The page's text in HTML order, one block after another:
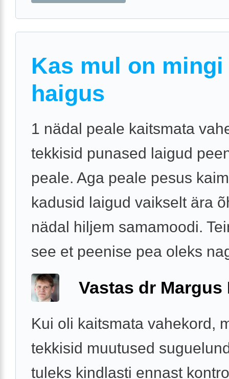
Kas mul on
haigus
1 nädal peale kaitsmata
tekkisid punased laigud
peale. Aga peale pesus
kadusid laigud vaikselt ära
nädal hiljem samamoodi.
see et peenise pea oleks
Vastas dr Margus
Kui oli kaitsmata vahekord,
tekkisid muutused
tuleks kindlasti ennast